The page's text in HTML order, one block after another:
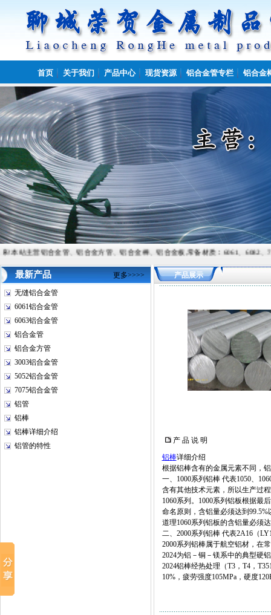
首页 关于我们 产品中心 现货资源 铝合金管专栏 铝合金
站主营铝合金管、铝合金方管、铝合金棒、铝合金板,常备材质：6061、6082、
最新产品 更多>>>>
无缝铝合金管
6061铝合金管
6063铝合金管
铝合金管
铝合金方管
3003铝合金管
5052铝合金管
7075铝合金管
铝管
铝棒
铝棒详细介绍
铝管的特性
产品展示
产 品 说 明
铝棒详细介绍
根据铝棒含有的金属元素不同，
一、1000系列铝棒 代表1050、
含有其他技术元素，所以生产过
1060系列。1000系列铝板根据最
命名原则，含铝量必须达到
道理1060系列铝板的含铝量必须
二、2000系列铝棒 代表2A16（
2000系列铝棒属于航空铝材，在
2024为铝－铜－镁系中的典型硬
2024铝棒经热处理（T3，T4，
10%，疲劳强度105MPa，硬度